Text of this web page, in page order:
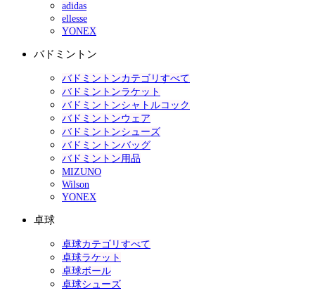
adidas
ellesse
YONEX
バドミントン
バドミントンカテゴリすべて
バドミントンラケット
バドミントンシャトルコック
バドミントンウェア
バドミントンシューズ
バドミントンバッグ
バドミントン用品
MIZUNO
Wilson
YONEX
卓球
卓球カテゴリすべて
卓球ラケット
卓球ボール
卓球シューズ